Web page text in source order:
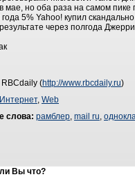
мае, но оба раза на самом пике
5% Yahoo! купил
через полгода
RBCdaily (http://www.rbcdaily.ru)
Интернет, Web
слова: рамблер, mail ru,
Вы что?